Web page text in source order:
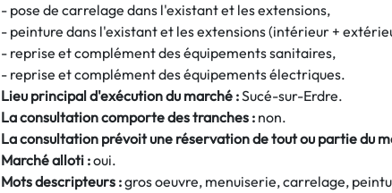
- pose de carrelage dans l'existant et les extensions,
- peinture dans l'existant et les extensions (intérieur +
- reprise et complément des équipements sanitaires,
- reprise et complément des équipements électriques.
Lieu principal d'exécution du marché :Sucé-sur-Erdre.
La consultation comporte des tranches : non.
La consultation prévoit une réservation de tout ou partie du
Marché alloti :oui.
Mots descripteurs :gros oeuvre, menuiserie, carrelage,